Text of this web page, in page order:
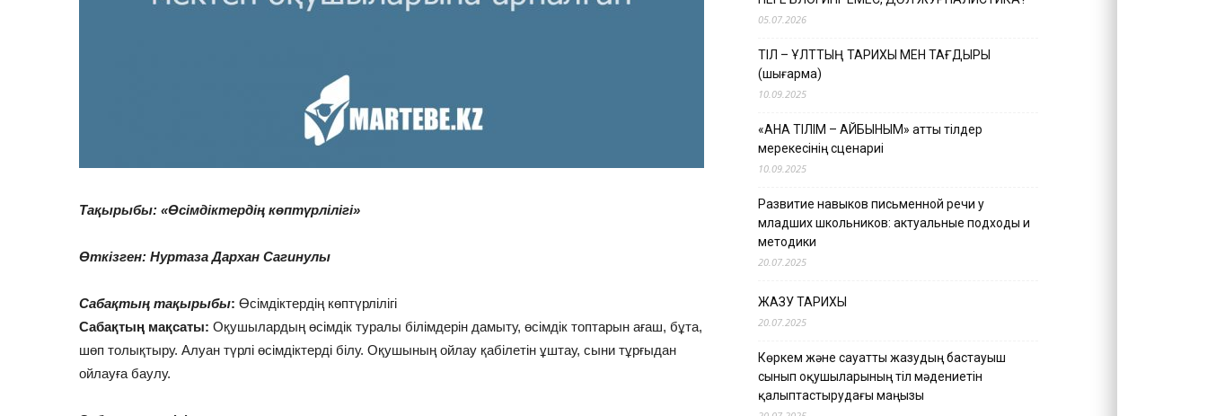
Тақырыбы: «Өсімдіктердің көптүрлілігі»
Өткізген: Нуртаза Дархан Сагинулы
Сабақтың тақырыбы: Өсімдіктердің көптүрлілігі
Сабақтың мақсаты: Оқушылардың өсімдік туралы білімдерін дамыту, өсімдік топтарын ағаш, бұта,
шөп толықтыру. Алуан түрлі өсімдіктерді білу. Оқушының ойлау қабілетін ұштау, сыни тұрғыдан
ойлауға баулу.
05.07.2026
ТІЛ – ҰЛТТЫҢ ТАРИХЫ МЕН ТАҒДЫРЫ
(шығарма)
10.09.2025
«АНА ТІЛІМ – АЙБЫНЫМ» атты тілдер
мерекесінің сценариі
10.09.2025
Развитие навыков письменной речи у
младших школьников: актуальные подходы и
методики
20.07.2025
ЖАЗУ ТАРИХЫ
20.07.2025
Көркем және сауатты жазудың бастауыш
сынып оқушыларының тіл мәдениетін
қалыптастырудағы маңызы